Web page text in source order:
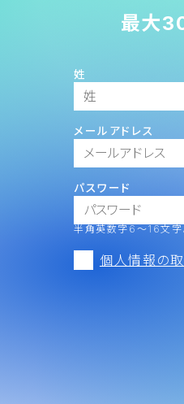
最大
姓
メールアドレス
パスワード
半角英数字6～16文字
個人情報の